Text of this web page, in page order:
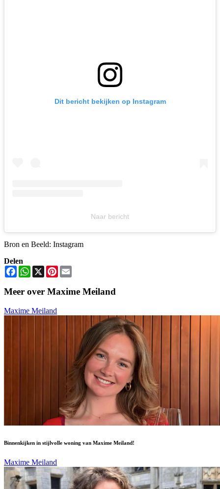
Dit bericht bekijken op Instagram
Naar bericht
Bron en Beeld: Instagram
Delen
FacebookWhatsApp
X Pinterest
Meer over Maxime Meiland
Maxime Meiland
Binnenkijken in stijlvolle woning van Maxime Meiland!
Maxime Meiland